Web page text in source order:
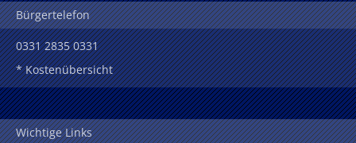
Bürgertelefon
0331 2835 0331
* Kostenübersicht
Wichtige Links